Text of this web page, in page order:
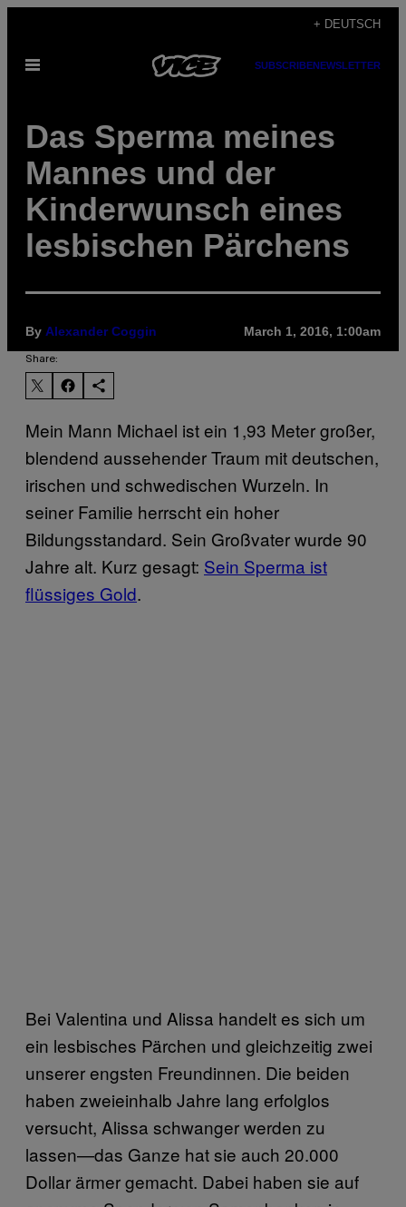
content
+ DEUTSCH
Open
SUBSCRIBENEWSLETTER
Das Sperma meines
Mannes und der
Kinderwunsch eines
lesbischen Pärchens
By Alexander Coggin March 1, 2016, 1:00am
Share:
Mein Mann Michael ist ein 1,93 Meter großer,
blendend aussehender Traum mit deutschen,
irischen und schwedischen Wurzeln. In
seiner Familie herrscht ein hoher
Bildungsstandard. Sein Großvater wurde 90
Jahre alt. Kurz gesagt: Sein Sperma ist
flüssiges Gold.
Bei Valentina und Alissa handelt es sich um
ein lesbisches Pärchen und gleichzeitig zwei
unserer engsten Freundinnen. Die beiden
haben zweieinhalb Jahre lang erfolglos
versucht, Alissa schwanger werden zu
lassen—das Ganze hat sie auch 20.000
Dollar ärmer gemacht. Dabei haben sie auf